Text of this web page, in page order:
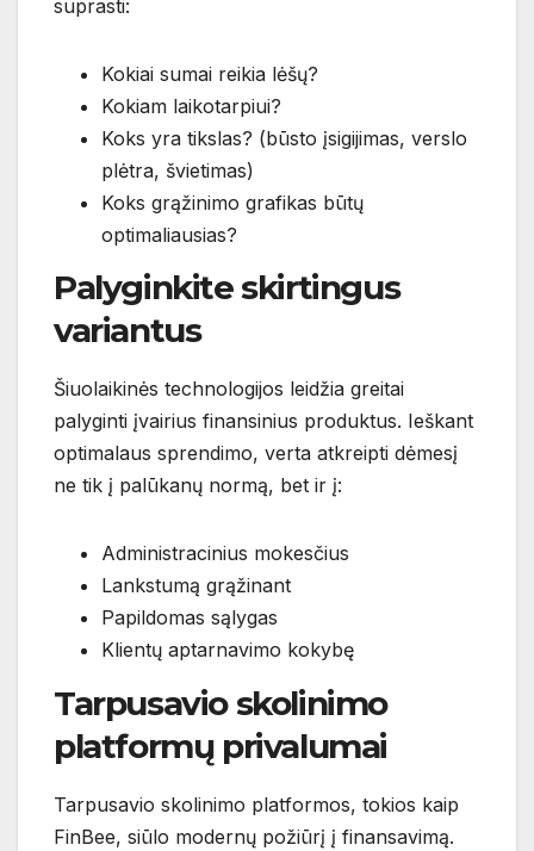
suprasti:
Kokiai sumai reikia lėšų?
Kokiam laikotarpiui?
Koks yra tikslas? (būsto įsigijimas, verslo
plėtra, švietimas)
Koks grąžinimo grafikas būtų
optimaliausias?
Palyginkite skirtingus
variantus
Šiuolaikinės technologijos leidžia greitai
palyginti įvairius finansinius produktus. Ieškant
optimalaus sprendimo, verta atkreipti dėmesį
ne tik į palūkanų normą, bet ir į:
Administracinius mokesčius
Lankstumą grąžinant
Papildomas sąlygas
Klientų aptarnavimo kokybę
Tarpusavio skolinimo
platformų privalumai
Tarpusavio skolinimo platformos, tokios kaip
FinBee, siūlo modernų požiūrį į finansavimą.